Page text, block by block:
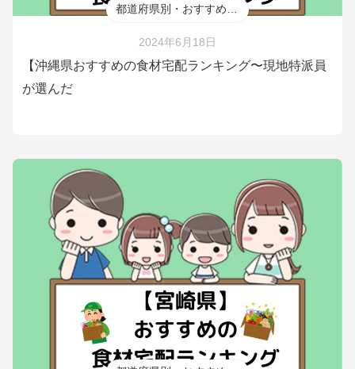
都道府県別・おすすめ食材宅配
2024年6月18日
【沖縄県おすすめの食材宅配ランキング〜現地特派員
が選んだ